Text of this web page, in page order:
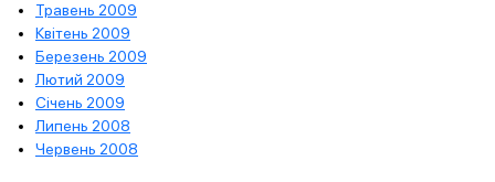
Травень 2009
Квітень 2009
Березень 2009
Лютий 2009
Січень 2009
Липень 2008
Червень 2008